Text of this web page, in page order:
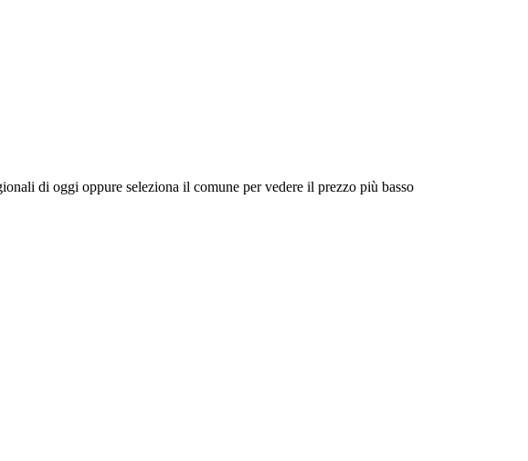
di oggi oppure seleziona il comune per vedere il prezzo più basso